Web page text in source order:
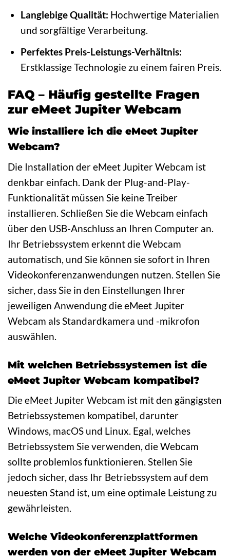
Langlebige Qualität: Hochwertige Materialien
und sorgfältige Verarbeitung.
Perfektes Preis-Leistungs-Verhältnis:
Erstklassige Technologie zu einem fairen Preis.
FAQ – Häufig gestellte Fragen
zur eMeet Jupiter Webcam
Wie installiere ich die eMeet Jupiter
Webcam?
Die Installation der eMeet Jupiter Webcam ist
denkbar einfach. Dank der Plug-and-Play-
Funktionalität müssen Sie keine Treiber
installieren. Schließen Sie die Webcam einfach
über den USB-Anschluss an Ihren Computer an.
Ihr Betriebssystem erkennt die Webcam
automatisch, und Sie können sie sofort in Ihren
Videokonferenzanwendungen nutzen. Stellen Sie
sicher, dass Sie in den Einstellungen Ihrer
jeweiligen Anwendung die eMeet Jupiter
Webcam als Standardkamera und -mikrofon
auswählen.
Mit welchen Betriebssystemen ist die
eMeet Jupiter Webcam kompatibel?
Die eMeet Jupiter Webcam ist mit den gängigsten
Betriebssystemen kompatibel, darunter
Windows, macOS und Linux. Egal, welches
Betriebssystem Sie verwenden, die Webcam
sollte problemlos funktionieren. Stellen Sie
jedoch sicher, dass Ihr Betriebssystem auf dem
neuesten Stand ist, um eine optimale Leistung zu
gewährleisten.
Welche Videokonferenzplattformen
werden von der eMeet Jupiter Webcam